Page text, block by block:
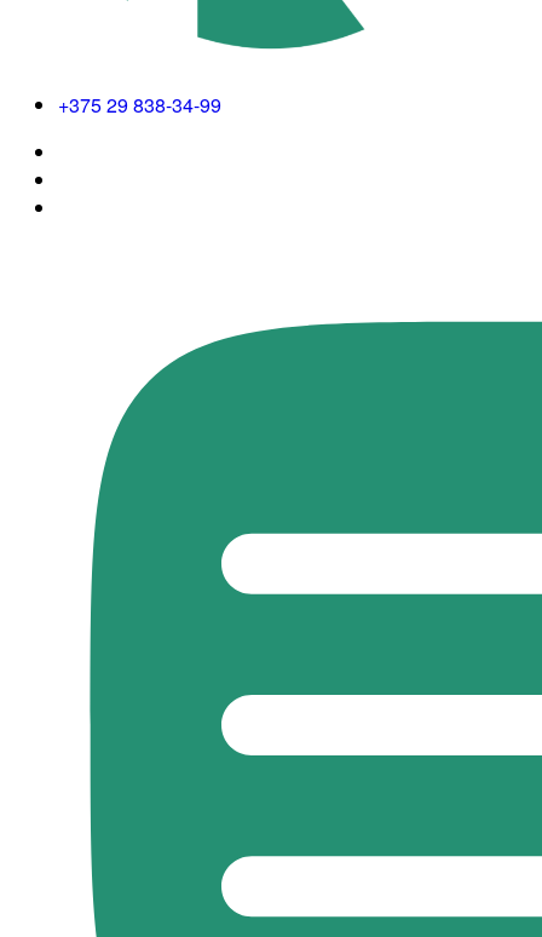
+375 29 838-34-99